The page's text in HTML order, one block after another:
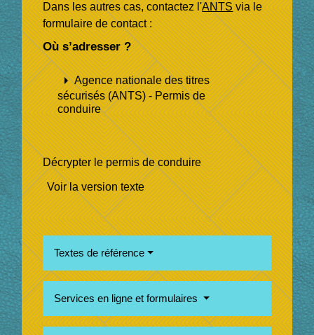
Dans les autres cas, contactez l'ANTSvia le
formulaire de contact :
Où s’adresser ?
arrow_rightAgence nationale des titres
sécurisés (ANTS) - Permis de
conduire
Décrypter le permis de conduire
Voir la version texte
Textes de référence
Services en ligne et formulaires